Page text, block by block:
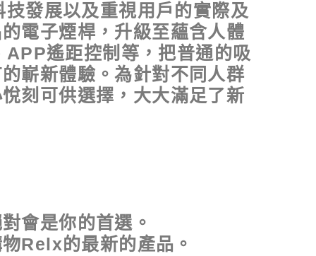
發展以及重視用戶的實際及
電子煙桿，升級至蘊含人體
遙距控制等，把普通的吸
嶄新體驗。為針對不同人群
刻可供選擇，大大滿足了新
會是你的首選。
Relx的最新的產品。